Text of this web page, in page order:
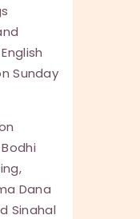
Sunday
Dana
Sinahal